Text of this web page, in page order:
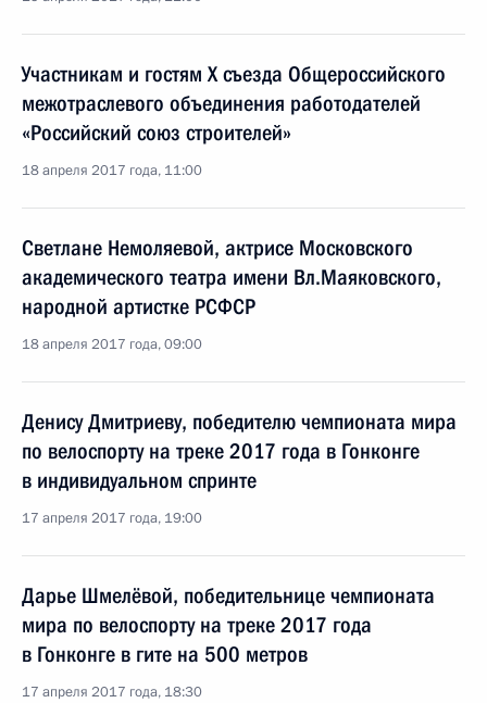
Участникам и гостям X съезда Общероссийского
межотраслевого объединения работодателей
«Российский союз строителей»
18 апреля 2017 года, 11:00
Светлане Немоляевой, актрисе Московского
академического театра имени Вл.Маяковского,
народной артистке РСФСР
18 апреля 2017 года, 09:00
Денису Дмитриеву, победителю чемпионата мира
по велоспорту на треке 2017 года в Гонконге
в индивидуальном спринте
17 апреля 2017 года, 19:00
Дарье Шмелёвой, победительнице чемпионата
мира по велоспорту на треке 2017 года
в Гонконге в гите на 500 метров
17 апреля 2017 года, 18:30